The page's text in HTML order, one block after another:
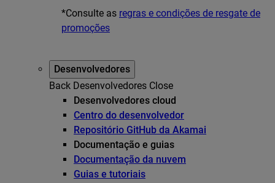
*Consulte as regras e condições de resgate de
promoções
Desenvolvedores
Back Desenvolvedores Close
Desenvolvedores cloud
Centro do desenvolvedor
Repositório GitHub da Akamai
Documentação e guias
Documentação da nuvem
Guias e tutoriais